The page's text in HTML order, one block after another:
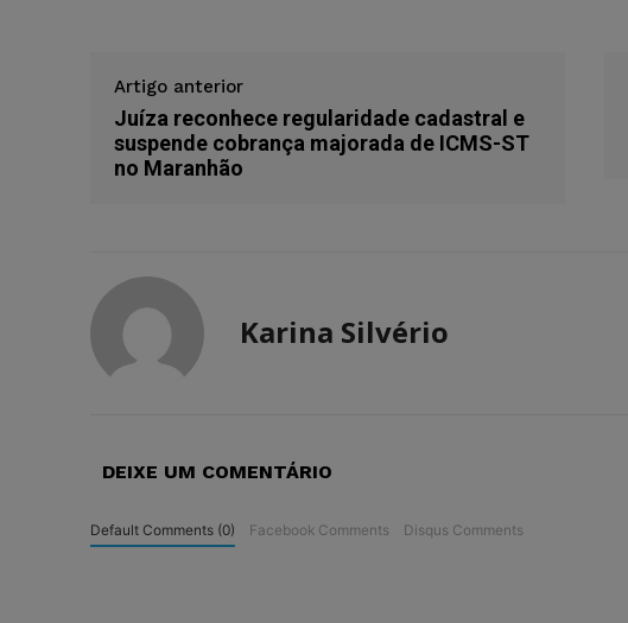
Artigo anterior
Juíza reconhece regularidade cadastral e
suspende cobrança majorada de ICMS-ST
no Maranhão
Karina Silvério
DEIXE UM COMENTÁRIO
Default Comments (0) Facebook Comments Disqus Comments